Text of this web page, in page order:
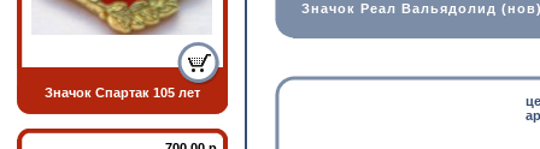
Значок Спартак 105 лет
Значок Реал Вальядолид